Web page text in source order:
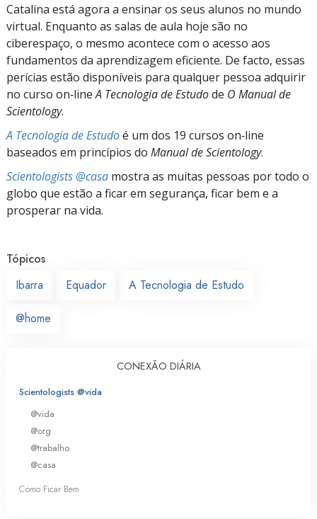
Catalina está agora a ensinar os seus alunos no mundo
virtual. Enquanto as salas de aula hoje são no
ciberespaço, o mesmo acontece com o acesso aos
fundamentos da aprendizagem eficiente. De facto, essas
perícias estão disponíveis para qualquer pessoa adquirir
no curso on‑lineA Tecnologia de Estudode O Manual de
Scientology.
A Tecnologia de Estudoé um dos 19 cursos on‑line
baseados em princípios do Manual de Scientology.
Scientologists @casa mostra as muitas pessoas por todo o
globo que estão a ficar em segurança, ficar bem e a
prosperar na vida.
Tópicos
Ibarra
Equador A Tecnologia de Estudo
@home
CONEXÃO DIÁRIA
Scientologists @vida
@vida
@org
@trabalho
@casa
Como Ficar Bem